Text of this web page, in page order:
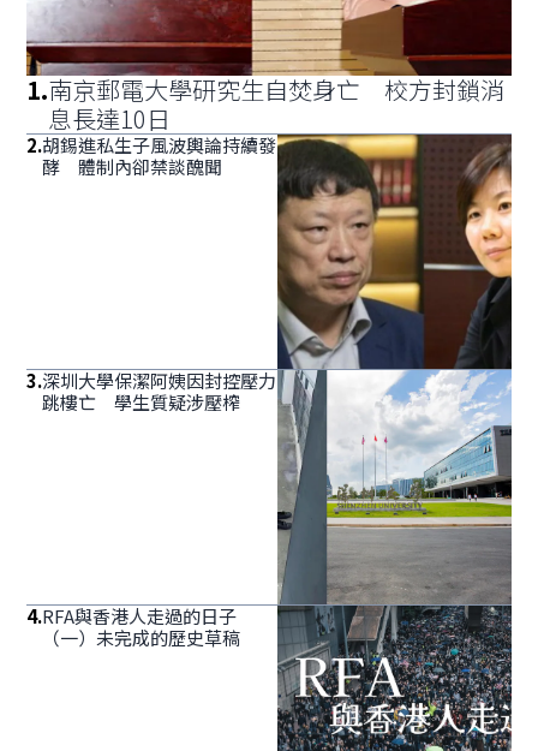
1.南京郵電大學研究生自焚身亡 校方封鎖消
息長達10日
2.胡錫進私生子風波輿論持續發
酵 體制內卻禁談醜聞
3.深圳大學保潔阿姨因封控壓力
跳樓亡 學生質疑涉壓榨
4.RFA與香港人走過的日子
（一）未完成的歷史草稿